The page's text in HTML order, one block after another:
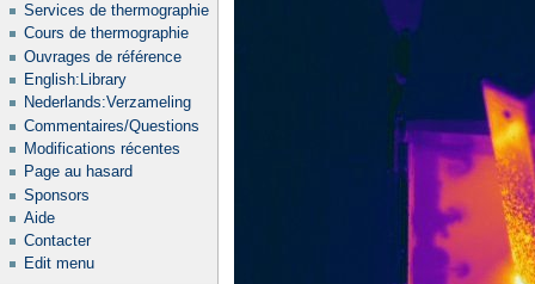
Services de thermographie
Cours de thermographie
Ouvrages de référence
English:Library
Nederlands:Verzameling
Commentaires/Questions
Modifications récentes
Page au hasard
Sponsors
Aide
Contacter
Edit menu